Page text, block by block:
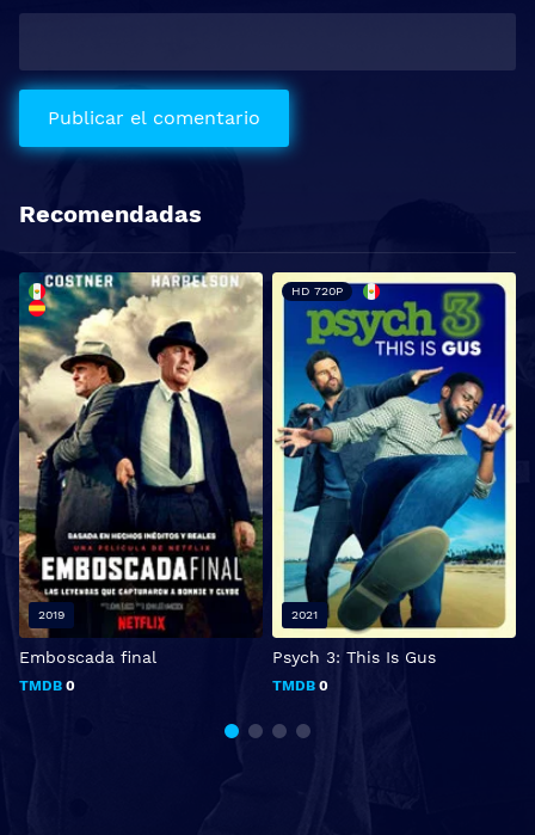
Recomendadas
Emboscada final
TMDB 0
2019
Psych 3: This Is Gus
TMDB 0
HD 720P
2021